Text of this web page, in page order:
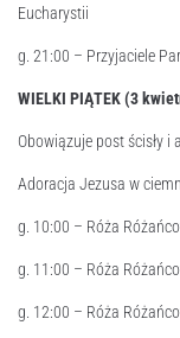
Eucharystii
g. 21:00 – Przyjaciele
WIELKI PIĄTEK (3
Obowiązuje post ścisły i
Adoracja Jezusa w
g. 10:00 – Róża
g. 11:00 – Róża
g. 12:00 – Róża